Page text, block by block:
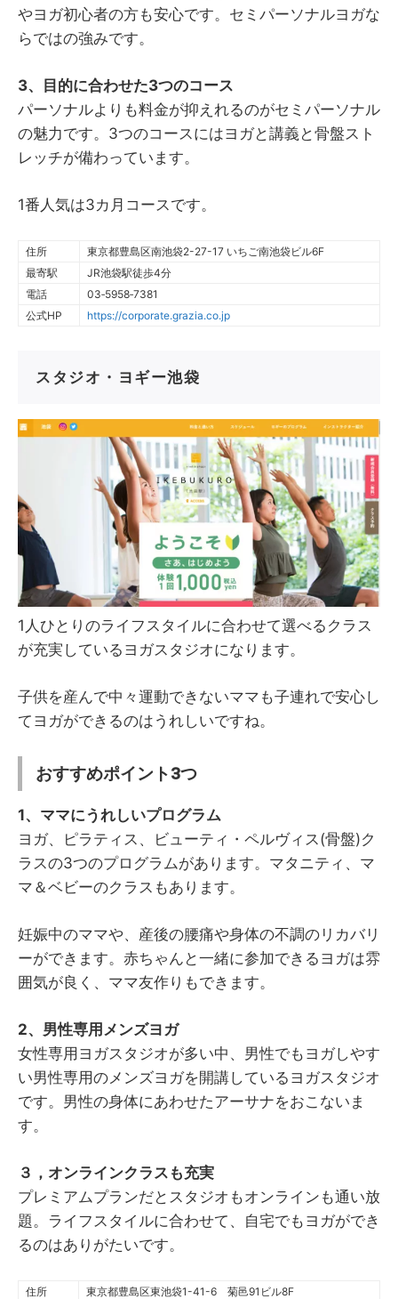
やヨガ初心者の方も安心です。セミパーソナルヨガな
らではの強みです。
3、目的に合わせた3つのコース
パーソナルよりも料金が抑えれるのがセミパーソナル
の魅力です。3つのコースにはヨガと講義と骨盤スト
レッチが備わっています。
1番人気は3カ月コースです。
住所
東京都豊島区南池袋2-27-17 いちご南池袋ビル6F
最寄駅
JR池袋駅徒歩4分
電話
03‐5958‐7381
公式HP
https://corporate.grazia.co.jp
スタジオ・ヨギー池袋
1人ひとりのライフスタイルに合わせて選べるクラス
が充実しているヨガスタジオになります。
子供を産んで中々運動できないママも子連れで安心し
てヨガができるのはうれしいですね。
おすすめポイント3つ
1、ママにうれしいプログラム
ヨガ、ピラティス、ビューティ・ペルヴィス(骨盤)ク
ラスの3つのプログラムがあります。マタニティ、マ
マ＆ベビーのクラスもあります。
妊娠中のママや、産後の腰痛や身体の不調のリカバリ
ーができます。赤ちゃんと一緒に参加できるヨガは雰
囲気が良く、ママ友作りもできます。
2、男性専用メンズヨガ
女性専用ヨガスタジオが多い中、男性でもヨガしやす
い男性専用のメンズヨガを開講しているヨガスタジオ
です。男性の身体にあわせたアーサナをおこないま
す。
３，オンラインクラスも充実
プレミアムプランだとスタジオもオンラインも通い放
題。ライフスタイルに合わせて、自宅でもヨガができ
るのはありがたいです。
住所
東京都豊島区東池袋1-41-6 菊邑91ビル8F